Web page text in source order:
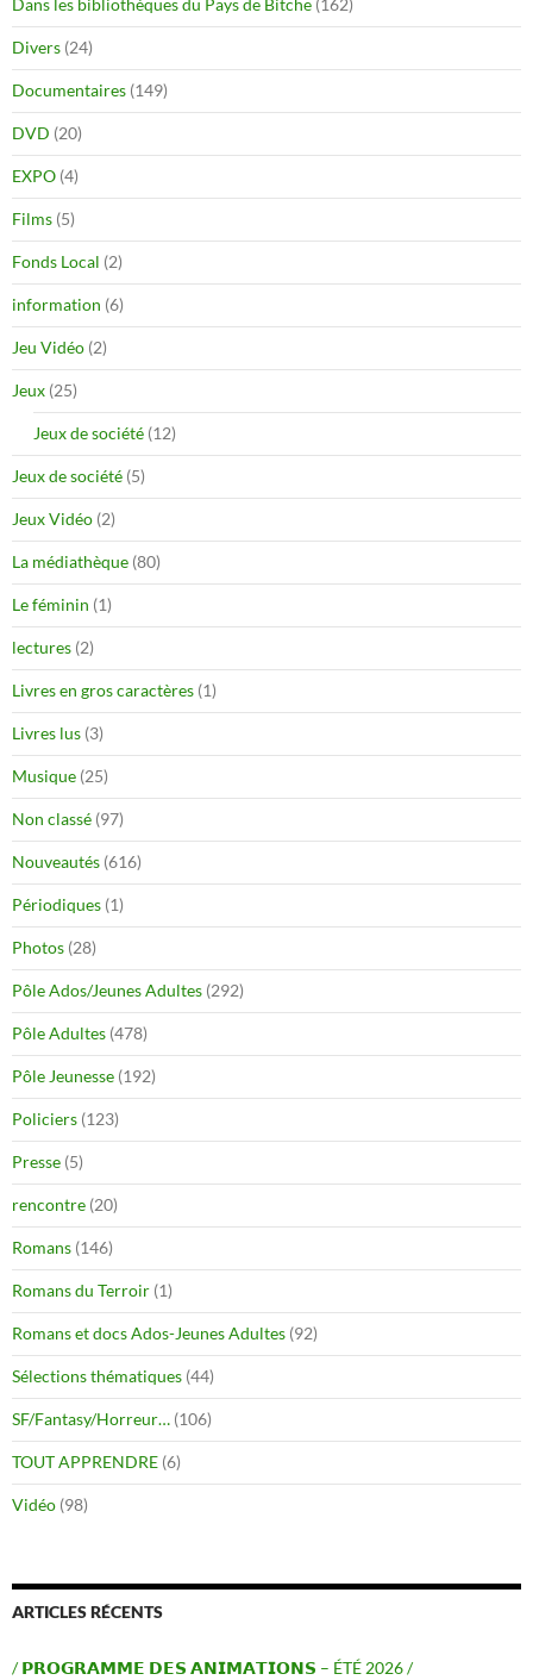
Dans les bibliothèques du Pays de Bitche (162)
Divers (24)
Documentaires (149)
DVD (20)
EXPO (4)
Films (5)
Fonds Local (2)
information (6)
Jeu Vidéo (2)
Jeux (25)
Jeux de société (12)
Jeux de société (5)
Jeux Vidéo (2)
La médiathèque (80)
Le féminin (1)
lectures (2)
Livres en gros caractères (1)
Livres lus (3)
Musique (25)
Non classé (97)
Nouveautés (616)
Périodiques (1)
Photos (28)
Pôle Ados/Jeunes Adultes (292)
Pôle Adultes (478)
Pôle Jeunesse (192)
Policiers (123)
Presse (5)
rencontre (20)
Romans (146)
Romans du Terroir (1)
Romans et docs Ados-Jeunes Adultes (92)
Sélections thématiques (44)
SF/Fantasy/Horreur… (106)
TOUT APPRENDRE (6)
Vidéo (98)
ARTICLES RÉCENTS
/ 𝗣𝗥𝗢𝗚𝗥𝗔𝗠𝗠𝗘 𝗗𝗘𝗦 𝗔𝗡𝗜𝗠𝗔𝗧𝗜𝗢𝗡𝗦 – ÉTÉ 2026 /